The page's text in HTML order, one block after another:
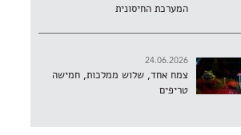
המערכת החיסונית
24.06.2026
צמח אחד, שלוש ממלכות, חמישה
טריפים